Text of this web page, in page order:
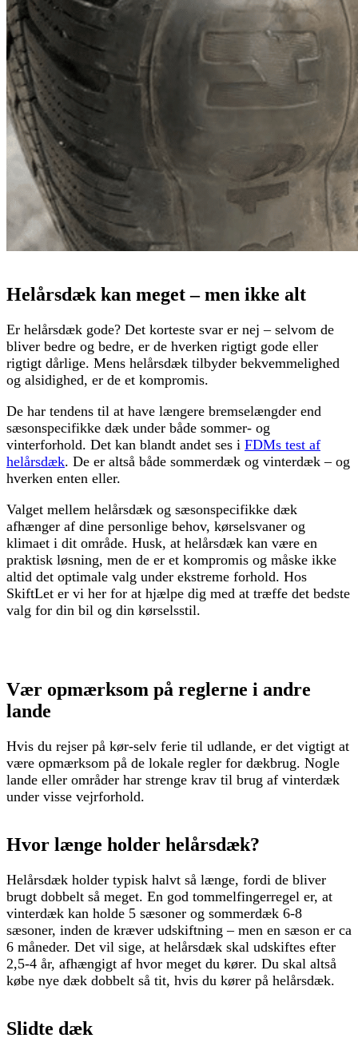
Helårsdæk kan meget – men ikke alt
Er helårsdæk gode? Det korteste svar er nej – selvom de
bliver bedre og bedre, er de hverken rigtigt gode eller
rigtigt dårlige. Mens helårsdæk tilbyder bekvemmelighed
og alsidighed, er de et kompromis.
De har tendens til at have længere bremselængder end
sæsonspecifikke dæk under både sommer- og
vinterforhold. Det kan blandt andet ses i FDMs test af
helårsdæk. De er altså både sommerdæk og vinterdæk – og
hverken enten eller.
Valget mellem helårsdæk og sæsonspecifikke dæk
afhænger af dine personlige behov, kørselsvaner og
klimaet i dit område. Husk, at helårsdæk kan være en
praktisk løsning, men de er et kompromis og måske ikke
altid det optimale valg under ekstreme forhold. Hos
SkiftLet er vi her for at hjælpe dig med at træffe det bedste
valg for din bil og din kørselsstil.
Vær opmærksom på reglerne i andre
lande
Hvis du rejser på kør-selv ferie til udlande, er det vigtigt at
være opmærksom på de lokale regler for dækbrug. Nogle
lande eller områder har strenge krav til brug af vinterdæk
under visse vejrforhold.
Hvor længe holder helårsdæk?
Helårsdæk holder typisk halvt så længe, fordi de bliver
brugt dobbelt så meget. En god tommelfingerregel er, at
vinterdæk kan holde 5 sæsoner og sommerdæk 6-8
sæsoner, inden de kræver udskiftning – men en sæson er ca
6 måneder. Det vil sige, at helårsdæk skal udskiftes efter
2,5-4 år, afhængigt af hvor meget du kører. Du skal altså
købe nye dæk dobbelt så tit, hvis du kører på helårsdæk.
Slidte dæk